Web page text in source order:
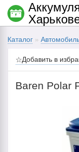
Каталог »
☆Добавить в
Baren Polar